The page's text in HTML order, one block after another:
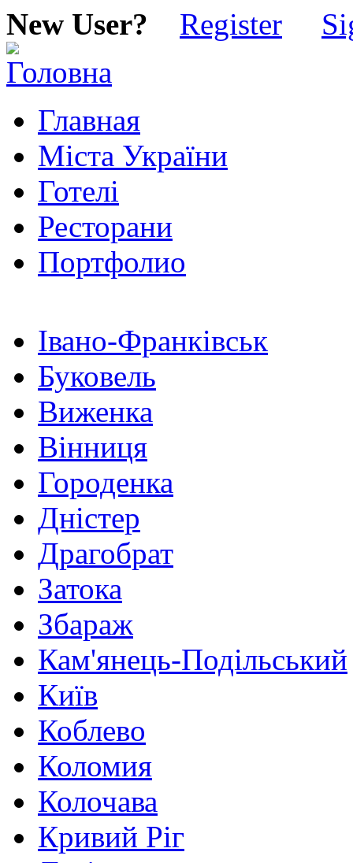
New User? Register
Главная
Міста України
Готелі
Ресторани
Портфолио
Івано-Франківськ
Буковель
Виженка
Вінниця
Городенка
Дністер
Драгобрат
Затока
Збараж
Кам'янець-Подільський
Київ
Коблево
Коломия
Колочава
Кривий Ріг